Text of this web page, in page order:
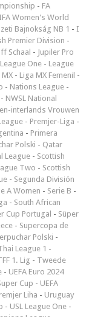
- FA
Women's World
Bajnokság NB 1 - I
Premier Division -
Schaal - Jupiler Pro
League One - League
MX - Liga MX Femenil -
- Nations League -
- NWSL National
interlands Vrouwen
- Premjer-Liga -
- Primera
Polski - Qatar
League - Scottish
Two - Scottish
- Segunda División
A Women - Serie B -
- South African
Cup Portugal - Süper
- Supercopa de
Polski -
League 1 -
1. Lig - Tweede
- UEFA Euro 2024
Cup - UEFA
Liha - Uruguay
- USL League One -